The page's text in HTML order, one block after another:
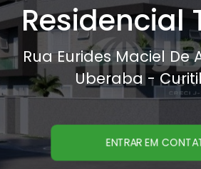
Residencial
Rua Eurides Maciel De
Uberaba -
ENTRAR EM